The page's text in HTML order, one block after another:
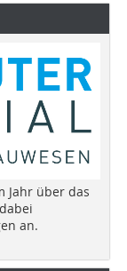
Jahr über das
an.